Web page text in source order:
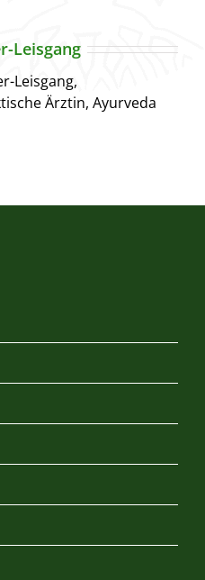
Leisgang
Leisgang,
Ärztin, Ayurveda